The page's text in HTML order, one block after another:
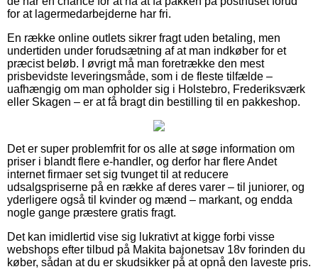
for at lagermedarbejderne har fri.
En række online outlets sikrer fragt uden betaling, men
undertiden under forudsætning af at man indkøber for et
præcist beløb. I øvrigt må man foretrække den mest
prisbevidste leveringsmåde, som i de fleste tilfælde –
uafhængig om man opholder sig i Holstebro, Frederiksværk
eller Skagen – er at få bragt din bestilling til en pakkeshop.
Det er super problemfrit for os alle at søge information om
priser i blandt flere e-handler, og derfor har flere Andet
internet firmaer set sig tvunget til at reducere
udsalgspriserne på en række af deres varer – til juniorer, og
yderligere også til kvinder og mænd – markant, og endda
nogle gange præstere gratis fragt.
Det kan imidlertid vise sig lukrativt at kigge forbi visse
webshops efter tilbud på Makita bajonetsav 18v forinden du
køber, sådan at du er skudsikker på at opnå den laveste pris.